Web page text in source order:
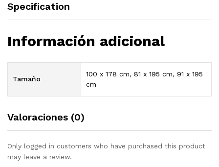
Specification
Información adicional
Tamaño
100 x 178 cm, 81 x 195 cm, 91 x 195
cm
Valoraciones (0)
Only logged in customers who have purchased this product
may leave a review.